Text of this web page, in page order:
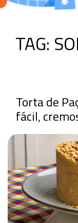
TAG:
Torta de
fácil,